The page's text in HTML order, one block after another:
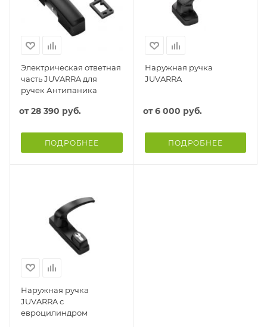
Электрическая ответная
часть JUVARRA для
ручек Антипаника
от28 390 руб.
ПОДРОБНЕЕ
Наружная ручка
JUVARRA
от6 000 руб.
ПОДРОБНЕЕ
Наружная ручка
JUVARRA с
евроцилиндром